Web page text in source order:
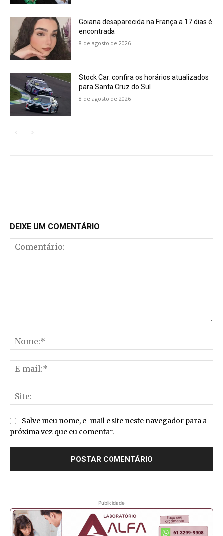
Goiana desaparecida na França a 17 dias é
encontrada
8 de agosto de 2026
Stock Car: confira os horários atualizados
para Santa Cruz do Sul
8 de agosto de 2026
DEIXE UM COMENTÁRIO
Salve meu nome, e-mail e site neste navegador para a
próxima vez que eu comentar.
Publicidade